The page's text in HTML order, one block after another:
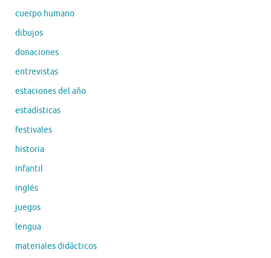
cuerpo humano
dibujos
donaciones
entrevistas
estaciones del año
estadísticas
festivales
historia
infantil
inglés
juegos
lengua
materiales didácticos